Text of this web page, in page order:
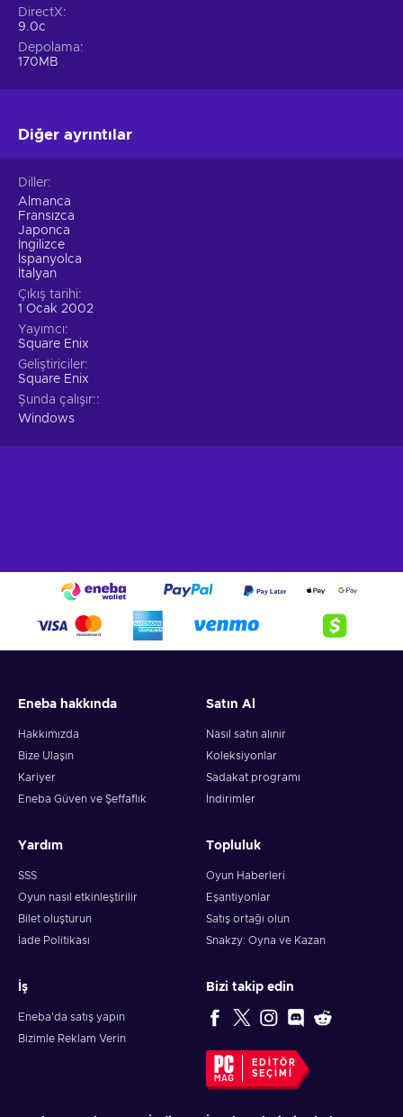
DirectX
9.0c
Depolama
170MB
Diğer ayrıntılar
Diller
Almanca
Fransızca
Japonca
İngilizce
İspanyolca
İtalyan
Çıkış tarihi
1 Ocak 2002
Yayımcı
Square Enix
Geliştiriciler
Square Enix
Şunda çalışır:
Windows
Eneba hakkında
Hakkımızda
Bize Ulaşın
Kariyer
Eneba Güven ve Şeffaflık
Satın Al
Nasıl satın alınır
Koleksiyonlar
Sadakat programı
İndirimler
Yardım
SSS
Oyun nasıl etkinleştirilir
Bilet oluşturun
İade Politikası
Topluluk
Oyun Haberleri
Eşantiyonlar
Satış ortağı olun
Snakzy: Oyna ve Kazan
İş
Eneba'da satış yapın
Bizimle Reklam Verin
Bizi takip edin
EDITÖR
SEÇIMI